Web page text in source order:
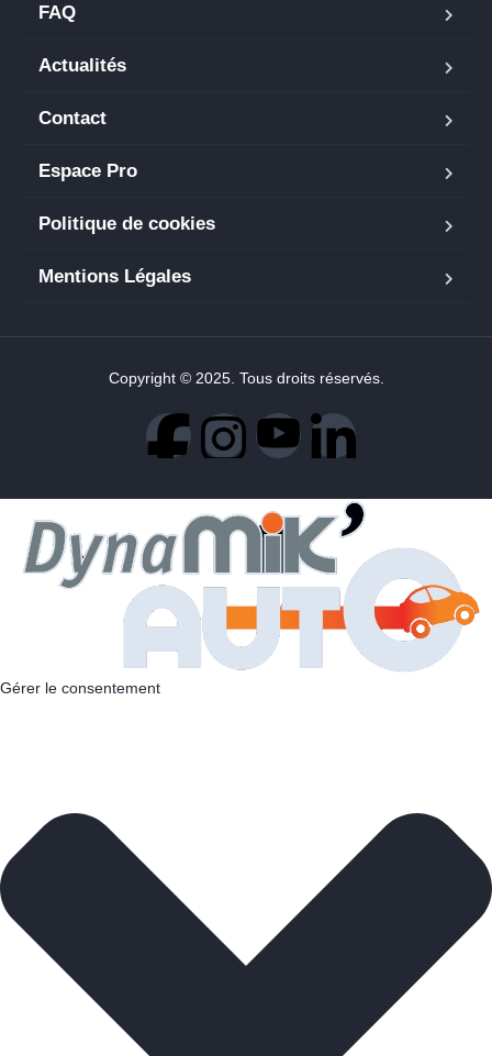
FAQ
Actualités
Contact
Espace Pro
Politique de cookies
Mentions Légales
Copyright © 2025. Tous droits réservés.
Gérer le consentement